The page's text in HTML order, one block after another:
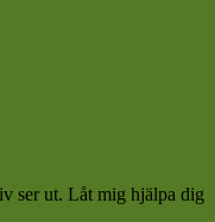
ser ut. Låt mig hjälpa dig